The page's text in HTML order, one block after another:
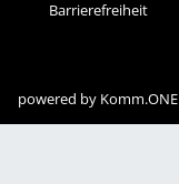
Barrierefreiheit
powered by Komm.ONE